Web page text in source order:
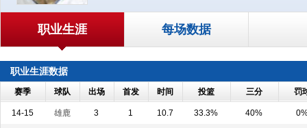
职业生涯 每场数据
职业生涯数据
赛季 球队 出场 首发 时间 投篮 三分 罚
14-15 雄鹿 3 1 10.7 33.3% 40%